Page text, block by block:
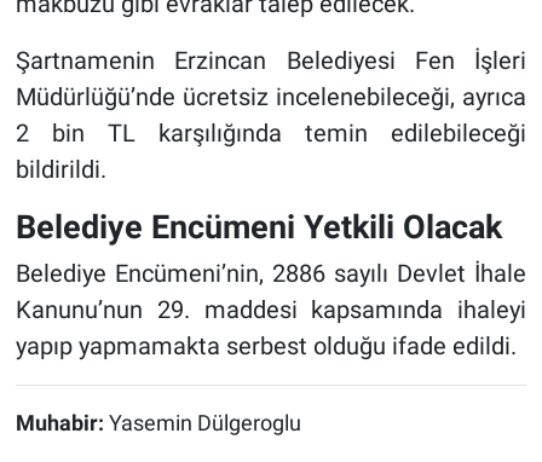
Şartnamenin Erzincan Belediyesi Fen İşleri
Müdürlüğü’nde ücretsiz incelenebileceği, ayrıca
2 bin TL karşılığında temin edilebileceği
bildirildi.
Belediye Encümeni Yetkili Olacak
Belediye Encümeni’nin, 2886 sayılı Devlet İhale
Kanunu’nun 29. maddesi kapsamında ihaleyi
yapıp yapmamakta serbest olduğu ifade edildi.
Muhabir: Yasemin Dülgeroglu